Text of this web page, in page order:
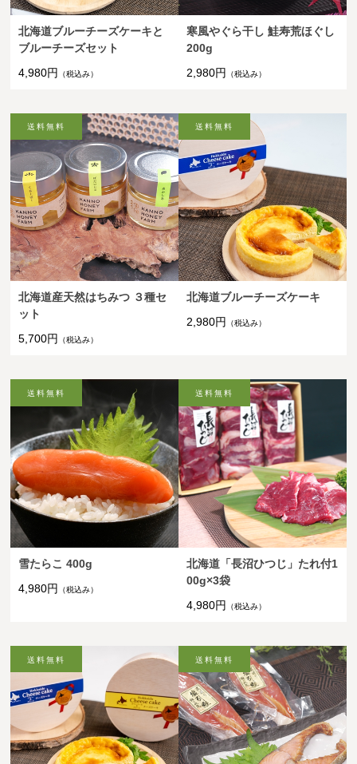
北海道ブルーチーズケーキと
ブルーチーズセット
4,980円
（税込み）
寒風やぐら干し 鮭寿荒ほぐし
200g
2,980円 （税込み）
北海道産天然はちみつ ３種セ
ット
5,700円
（税込み）
北海道ブルーチーズケーキ
2,980円
（税込み）
雪たらこ 400g
4,980円
（税込み）
北海道「長沼ひつじ」たれ付1
00g×3袋
4,980円
（税込み）